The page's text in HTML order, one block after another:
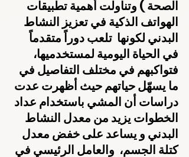
الصحة ) وتناولت أهمية تطبيقات
الهواتف الذكية في تعزيز النشاط
البدني لكونها  تلعب دوراً متقدماً
في الحياة اليومية لمستخدميها،
فتواكبهم في مختلف التفاصيل في
ما يسهّل حياتهم حيث أظهرت عدت
دراسات أن المشي باستخدام عداد
الخطوات يزيد من معدل النشاط
البدني و يساعد على خفض معدل
كتلة الجسم،  والعامل الرئيسي في